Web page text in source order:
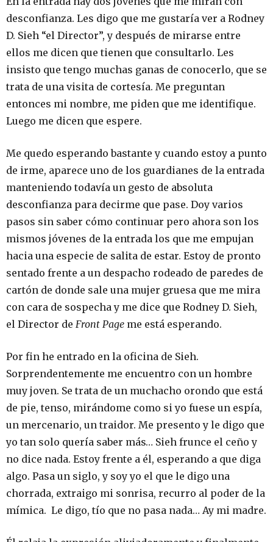
desconfianza. Les digo que me gustaría ver a Rodney
D. Sieh “el Director”, y después de mirarse entre
ellos me dicen que tienen que consultarlo. Les
insisto que tengo muchas ganas de conocerlo, que se
trata de una visita de cortesía. Me preguntan
entonces mi nombre, me piden que me identifique.
Luego me dicen que espere.
Me quedo esperando bastante y cuando estoy a punto
de irme, aparece uno de los guardianes de la entrada
manteniendo todavía un gesto de absoluta
desconfianza para decirme que pase. Doy varios
pasos sin saber cómo continuar pero ahora son los
mismos jóvenes de la entrada los que me empujan
hacia una especie de salita de estar. Estoy de pronto
sentado frente a un despacho rodeado de paredes de
cartón de donde sale una mujer gruesa que me mira
con cara de sospecha y me dice que Rodney D. Sieh,
el Director de Front Page me está esperando.
Por fin he entrado en la oficina de Sieh.
Sorprendentemente me encuentro con un hombre
muy joven. Se trata de un muchacho orondo que está
de pie, tenso, mirándome como si yo fuese un espía,
un mercenario, un traidor. Me presento y le digo que
yo tan solo quería saber más… Sieh frunce el ceño y
no dice nada. Estoy frente a él, esperando a que diga
algo. Pasa un siglo, y soy yo el que le digo una
chorrada, extraigo mi sonrisa, recurro al poder de la
mímica. Le digo, tío que no pasa nada… Ay mi madre.